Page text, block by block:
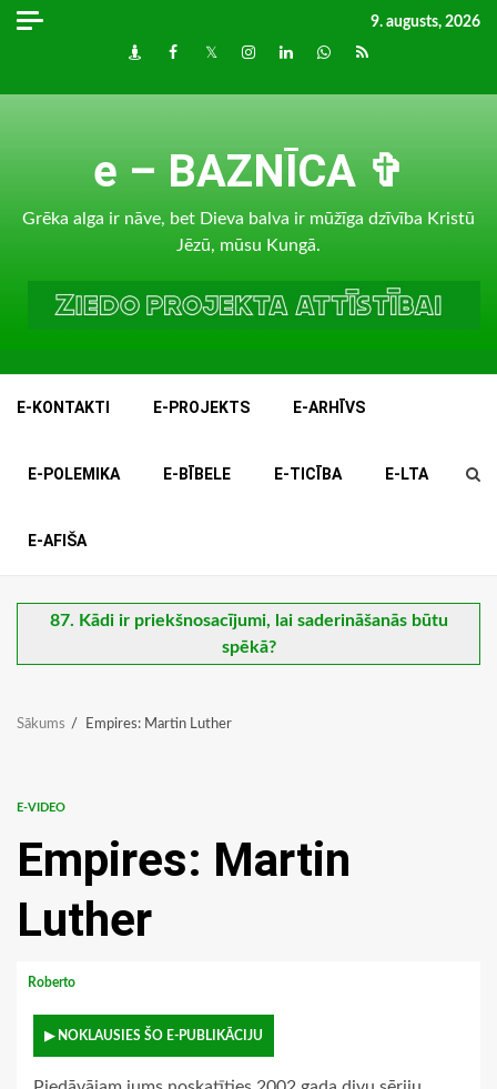
Skip
9. augusts, 2026
DraugiemFacebook
TwitterInstagram
LinkedInwhatsapp
RSS
e – BAZNĪCA ✞
Grēka alga ir nāve, bet Dieva balva ir mūžīga dzīvība Kristū
Jēzū, mūsu Kungā.
E-KONTAKTI E-PROJEKTS E-ARHĪVS
E-POLEMIKA E-BĪBELE E-TICĪBA E-LTA
E-AFIŠA
87. Kādi ir priekšnosacījumi, lai saderināšanās būtu
spēkā?
Sākums Empires: Martin Luther
E-VIDEO
Empires: Martin
Luther
Roberto
▶ NOKLAUSIES ŠO E-PUBLIKĀCIJU